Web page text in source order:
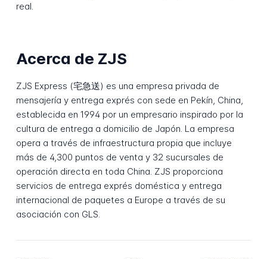
real.
Acerca de ZJS
ZJS Express (宅急送) es una empresa privada de
mensajería y entrega exprés con sede en Pekín, China,
establecida en 1994 por un empresario inspirado por la
cultura de entrega a domicilio de Japón. La empresa
opera a través de infraestructura propia que incluye
más de 4,300 puntos de venta y 32 sucursales de
operación directa en toda China. ZJS proporciona
servicios de entrega exprés doméstica y entrega
internacional de paquetes a Europe a través de su
asociación con GLS.